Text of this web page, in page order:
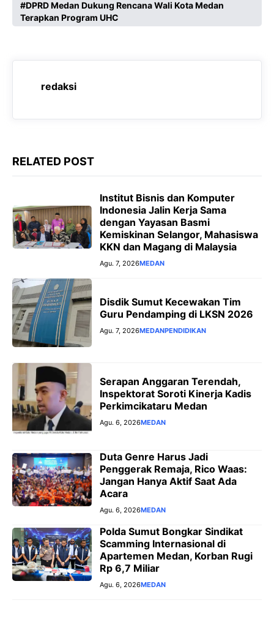
c
e
o
a
t
A
p
l
e
r
a
s
s
n
r
DPRD Medan Dukung Rencana Wali Kota Medan
Terapkan Program UHC
redaksi
RELATED POST
Institut Bisnis dan Komputer
Indonesia Jalin Kerja Sama
dengan Yayasan Basmi
Kemiskinan Selangor, Mahasiswa
KKN dan Magang di Malaysia
Agu. 7, 2026MEDAN
Disdik Sumut Kecewakan Tim
Guru Pendamping di LKSN 2026
Agu. 7, 2026MEDANPENDIDIKAN
Serapan Anggaran Terendah,
Inspektorat Soroti Kinerja Kadis
Perkimcikataru Medan
Agu. 6, 2026MEDAN
Duta Genre Harus Jadi
Penggerak Remaja, Rico Waas:
Jangan Hanya Aktif Saat Ada
Acara
Agu. 6, 2026MEDAN
Polda Sumut Bongkar Sindikat
Scamming Internasional di
Apartemen Medan, Korban Rugi
Rp 6,7 Miliar
Agu. 6, 2026MEDAN